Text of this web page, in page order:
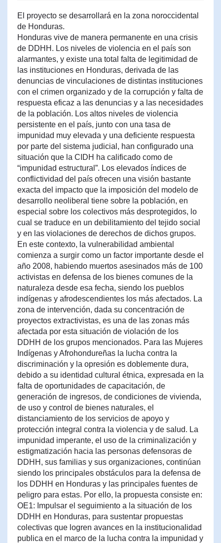
El proyecto se desarrollará en la zona noroccidental
de Honduras.
Honduras vive de manera permanente en una crisis
de DDHH. Los niveles de violencia en el país son
alarmantes, y existe una total falta de legitimidad de
las instituciones en Honduras, derivada de las
denuncias de vinculaciones de distintas instituciones
con el crimen organizado y de la corrupción y falta de
respuesta eficaz a las denuncias y a las necesidades
de la población. Los altos niveles de violencia
persistente en el país, junto con una tasa de
impunidad muy elevada y una deficiente respuesta
por parte del sistema judicial, han configurado una
situación que la CIDH ha calificado como de
“impunidad estructural”. Los elevados índices de
conflictividad del país ofrecen una visión bastante
exacta del impacto que la imposición del modelo de
desarrollo neoliberal tiene sobre la población, en
especial sobre los colectivos más desprotegidos, lo
cual se traduce en un debilitamiento del tejido social
y en las violaciones de derechos de dichos grupos.
En este contexto, la vulnerabilidad ambiental
comienza a surgir como un factor importante desde el
año 2008, habiendo muertos asesinados más de 100
activistas en defensa de los bienes comunes de la
naturaleza desde esa fecha, siendo los pueblos
indígenas y afrodescendientes los más afectados. La
zona de intervención, dada su concentración de
proyectos extractivistas, es una de las zonas más
afectada por esta situación de violación de los
DDHH de los grupos mencionados. Para las Mujeres
Indígenas y Afrohondureñas la lucha contra la
discriminación y la opresión es doblemente dura,
debido a su identidad cultural étnica, expresada en la
falta de oportunidades de capacitación, de
generación de ingresos, de condiciones de vivienda,
de uso y control de bienes naturales, el
distanciamiento de los servicios de apoyo y
protección integral contra la violencia y de salud. La
impunidad imperante, el uso de la criminalización y
estigmatización hacia las personas defensoras de
DDHH, sus familias y sus organizaciones, continúan
siendo los principales obstáculos para la defensa de
los DDHH en Honduras y las principales fuentes de
peligro para estas. Por ello, la propuesta consiste en:
OE1: Impulsar el seguimiento a la situación de los
DDHH en Honduras, para sustentar propuestas
colectivas que logren avances en la institucionalidad
publica en el marco de la lucha contra la impunidad y